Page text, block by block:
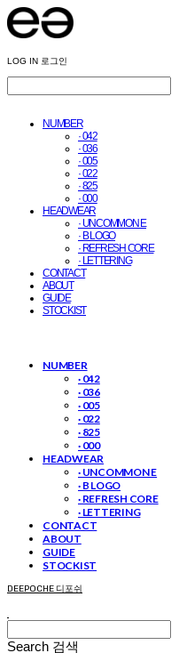
LOG IN 로그인
NUMBER
· 042
· 036
· 005
· 022
· 825
· 000
HEADWEAR
· UNCOMMON E
· B LOGO
· REFRESH CORE
· LETTERING
CONTACT
ABOUT
GUIDE
STOCKIST
NUMBER
· 042
· 036
· 005
· 022
· 825
· 000
HEADWEAR
· UNCOMMON E
· B LOGO
· REFRESH CORE
· LETTERING
CONTACT
ABOUT
GUIDE
STOCKIST
DEEPOCHE 디포쉬
Search 검색